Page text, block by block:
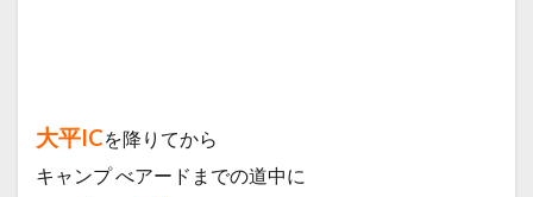
大平ICを降りてから
キャンプべアードまでの道中に